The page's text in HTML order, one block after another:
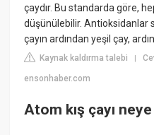
çaydır. Bu standarda göre,
düşünülebilir. Antioksidanlar
çayın ardından yeşil çay,
Kaynak kaldırma talebi |
ensonhaber.com
Atom kış çayı